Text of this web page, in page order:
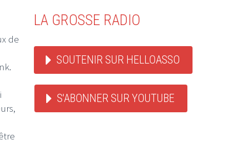
de
LA GROSSE RADIO
SOUTENIR SUR HELLOASSO
S'ABONNER SUR YOUTUBE